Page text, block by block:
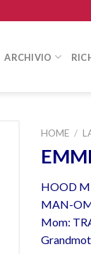
ARCHIVIO
HOME /
HOOD
MAN-
Mom: